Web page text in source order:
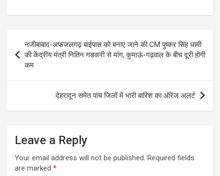
navigation
नजीबाबाद-अफजलगढ़ बाईपास को बनाए जाने की CM पुष्कर सिंह धामी
की केंद्रीय मंत्री नितिन गडकरी से मांग, कुमाऊं-गढ़वाल के बीच दूरी होगी
कम
देहरादून समेत पांच जिलों में भारी बारिश का ऑरेंज अलर्ट
Leave a Reply
Your email address will not be published. Required fields
are marked *